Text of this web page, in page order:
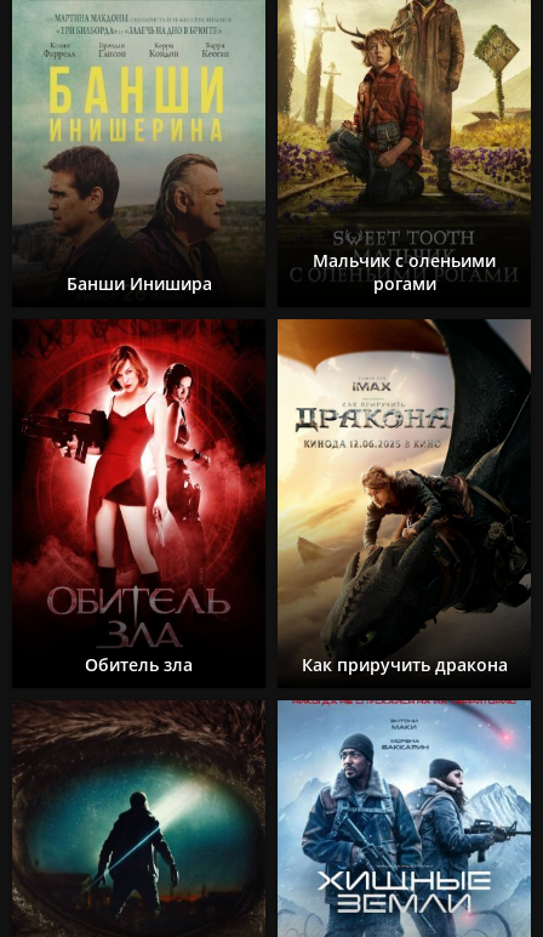
Банши Инишира
Мальчик с оленьими
рогами
Обитель зла Как приручить дракона